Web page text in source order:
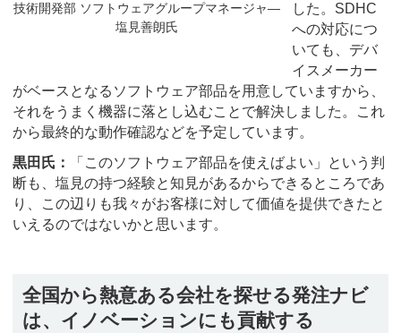
技術開発部 ソフトウェアグループマネージャ―
塩見善朗氏
した。SDHC
への対応につ
いても、デバ
イスメーカー
がベースとなるソフトウェア部品を用意していますから、
それをうまく機器に落とし込むことで解決しました。これ
から最終的な動作確認などを予定しています。
黒田氏：
「このソフトウェア部品を使えばよい」という判
断も、塩見の持つ経験と知見があるからできるところであ
り、この辺りも我々がお客様に対して価値を提供できたと
いえるのではないかと思います。
全国から熱意ある会社を探せる発注ナビ
は、イノベーションにも貢献する